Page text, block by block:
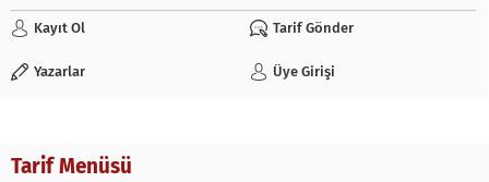
Kayıt Ol Tarif Gönder
Yazarlar Üye Girişi
Tarif Menüsü